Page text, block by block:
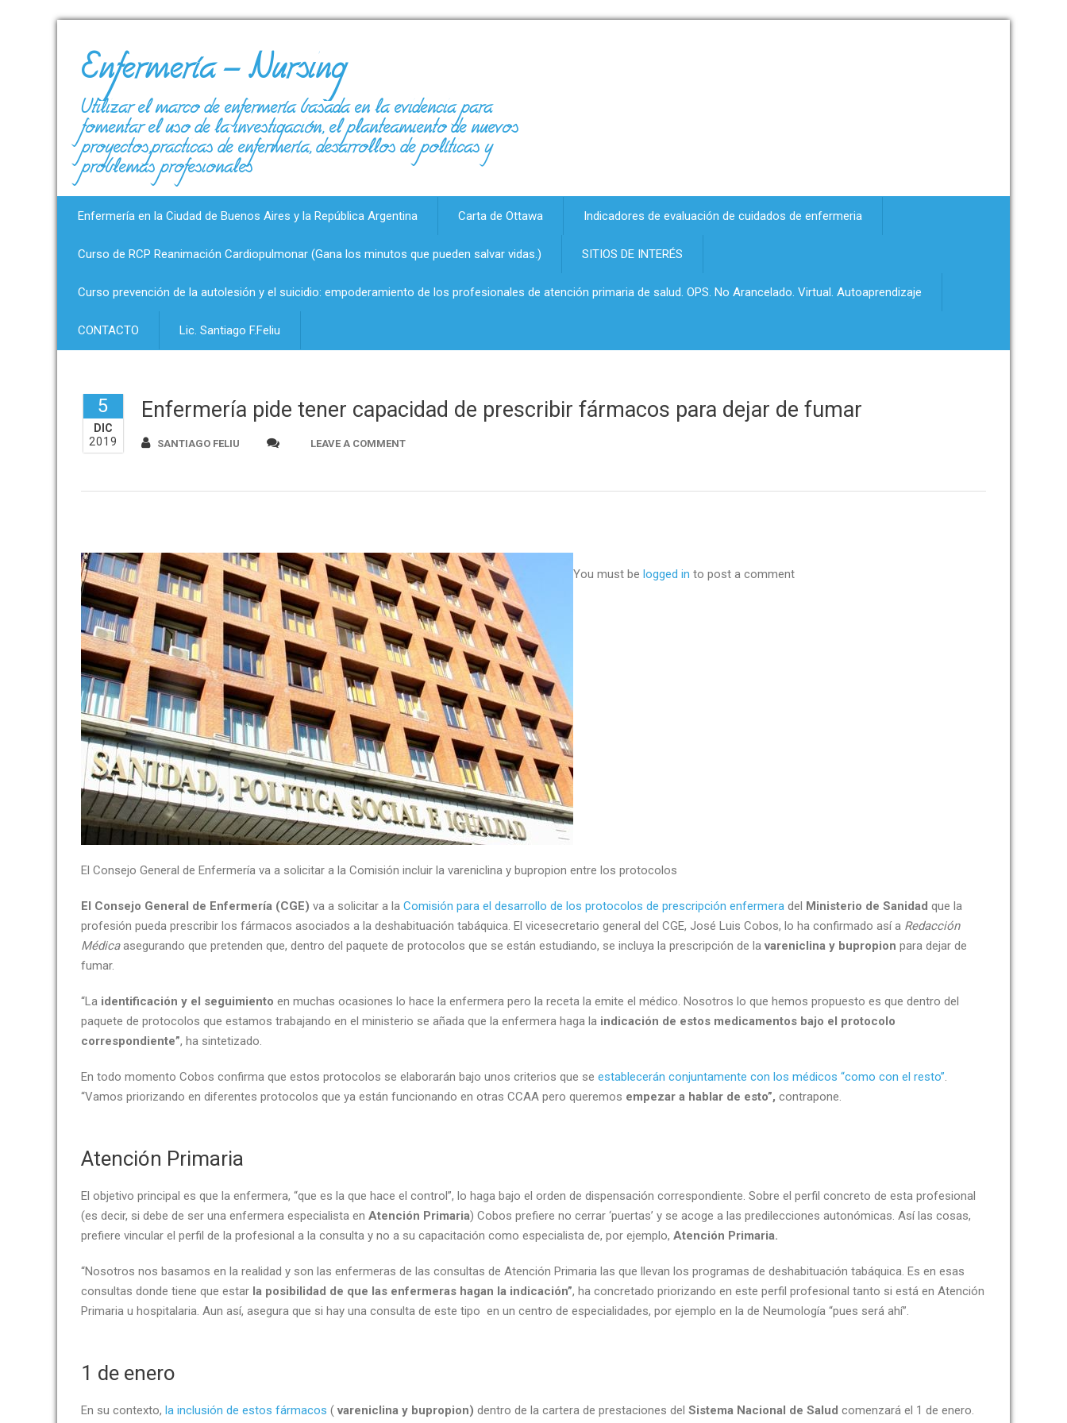
Enfermería – Nursing
Utilizar el marco de enfermería basada en la evidencia para
fomentar el uso de la investigación, el planteamiento de nuevos
proyectos,prácticas de enfermería, desarrollos de políticas y
problemas profesionales
Enfermería en la Ciudad de Buenos Aires y la República Argentina Carta de Ottawa Indicadores de evaluación de cuidados de enfermeria
Curso de RCP Reanimación Cardiopulmonar (Gana los minutos que pueden salvar vidas.) SITIOS DE INTERÉS
Curso prevención de la autolesión y el suicidio: empoderamiento de los profesionales de atención primaria de salud. OPS. No Arancelado. Virtual. Autoaprendizaje
CONTACTO Lic. Santiago F.Feliu
5
DIC
2019
Enfermería pide tener capacidad de prescribir fármacos para dejar de fumar
SANTIAGO FELIU LEAVE A COMMENT
El Consejo General de Enfermería va a solicitar a la Comisión incluir la vareniclina y bupropion entre los protocolos
El Consejo General de Enfermería (CGE) va a solicitar a la Comisión para el desarrollo de los protocolos de prescripción enfermera del Ministerio de Sanidad que la
profesión pueda prescribir los fármacos asociados a la deshabituación tabáquica. El vicesecretario general del CGE, José Luis Cobos, lo ha confirmado así a Redacción
Médicaasegurando que pretenden que, dentro del paquete de protocolos que se están estudiando, se incluya la prescripción de lavareniclina y bupropion para dejar de
fumar.
“La identificación y el seguimiento en muchas ocasiones lo hace la enfermera pero la receta la emite el médico. Nosotros lo que hemos propuesto es que dentro del
paquete de protocolos que estamos trabajando en el ministerio se añada que la enfermera haga la indicación de estos medicamentos bajo el protocolo
correspondiente”, ha sintetizado.
En todo momento Cobos confirma que estos protocolos se elaborarán bajo unos criterios que se establecerán conjuntamente con los médicos “como con el resto”.
“Vamos priorizando en diferentes protocolos que ya están funcionando en otras CCAA pero queremos empezar a hablar de esto”, contrapone.
Atención Primaria
El objetivo principal es que la enfermera, “que es la que hace el control”, lo haga bajo el orden de dispensación correspondiente. Sobre el perfil concreto de esta profesional
(es decir, si debe de ser una enfermera especialista en Atención Primaria) Cobos prefiere no cerrar ‘puertas’ y se acoge a las predilecciones autonómicas. Así las cosas,
prefiere vincular el perfil de la profesional a la consulta y no a su capacitación como especialista de, por ejemplo, Atención Primaria.
“Nosotros nos basamos en la realidad y son las enfermeras de las consultas de Atención Primaria las que llevan los programas de deshabituación tabáquica. Es en esas
consultas donde tiene que estar la posibilidad de que las enfermeras hagan la indicación”, ha concretado priorizando en este perfil profesional tanto si está en Atención
Primaria u hospitalaria. Aun así, asegura que si hay una consulta de este tipo en un centro de especialidades, por ejemplo en la de Neumología “pues será ahí”.
1 de enero
En su contexto, la inclusión de estos fármacos (vareniclina y bupropion) dentro de la cartera de prestaciones del Sistema Nacional de Salud comenzará el 1 de enero.
You must be logged in to post a comment